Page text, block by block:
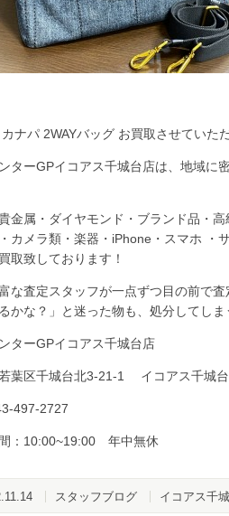
ナパ 2WAYバッグ お買取させていた
ターGPイコアス千城台店は、地域に
金属・ダイヤモンド・ブランド品・
カメラ類・楽器・iPhone・スマホ ・
取致しております！
な査定スタッフが一点ずつ目の前で査
るかな？」と迷った物も、処分してし
ターGPイコアス千城台店
葉区千城台北3-21-1 イコアス千城
497-2727
：10:00~19:00 年中無休
スタッフブログ イコアス千